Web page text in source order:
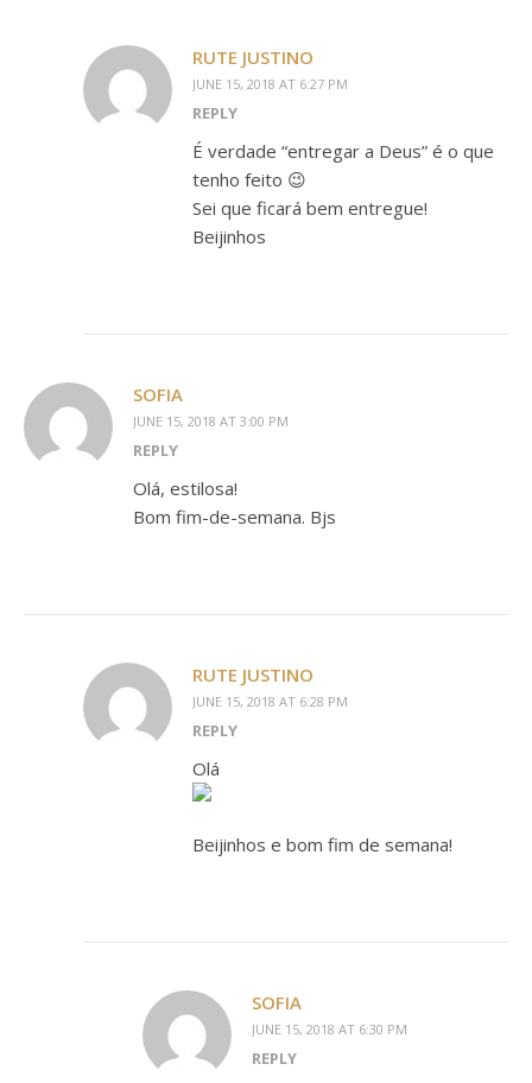
RUTE JUSTINO
JUNE 15, 2018 AT 6:27 PM
REPLY
É verdade “entregar a Deus” é o que
tenho feito 😉
Sei que ficará bem entregue!
Beijinhos
SOFIA
JUNE 15, 2018 AT 3:00 PM
REPLY
Olá, estilosa!
Bom fim-de-semana. Bjs
RUTE JUSTINO
JUNE 15, 2018 AT 6:28 PM
REPLY
Olá
Beijinhos e bom fim de semana!
SOFIA
JUNE 15, 2018 AT 6:30 PM
REPLY